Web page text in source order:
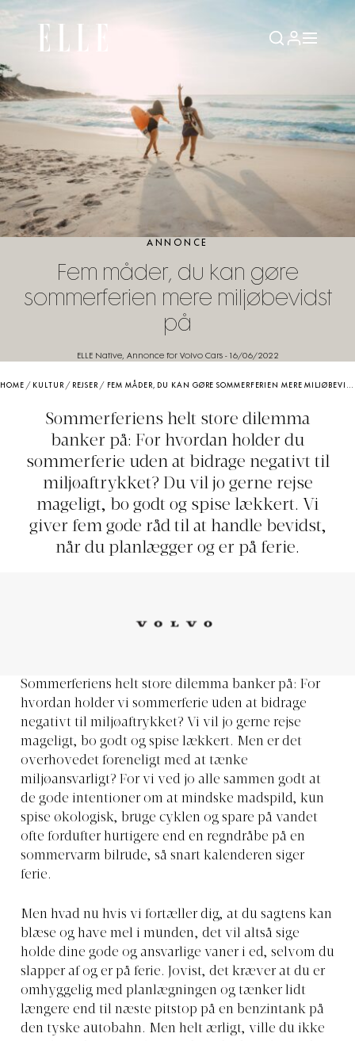
ANNONCE
Fem måder, du kan gøre
sommerferien mere miljøbevidst
på
ELLE Native, Annonce for Volvo Cars- 16/06/2022
HOME / KULTUR/ REJSER/ FEM MÅDER, DU KAN GØRE SOMMERFERIEN MERE MILJØBEVIDST PÅ
Sommerferiens helt store dilemma
banker på: For hvordan holder du
sommerferie uden at bidrage negativt til
miljøaftrykket? Du vil jo gerne rejse
mageligt, bo godt og spise lækkert. Vi
giver fem gode råd til at handle bevidst,
når du planlægger og er på ferie.
Sommerferiens helt store dilemma banker på: For
hvordan holder vi sommerferie uden at bidrage
negativt til miljøaftrykket? Vi vil jo gerne rejse
mageligt, bo godt og spise lækkert. Men er det
overhovedet foreneligt med at tænke
miljøansvarligt? For vi ved jo alle sammen godt at
de gode intentioner om at mindske madspild, kun
spise økologisk, bruge cyklen og spare på vandet
ofte fordufter hurtigere end en regndråbe på en
sommervarm bilrude, så snart kalenderen siger
ferie.
Men hvad nu hvis vi fortæller dig, at du sagtens kan
blæse og have mel i munden, det vil altså sige
holde dine gode og ansvarlige vaner i ed, selvom du
slapper af og er på ferie. Jovist, det kræver at du er
omhyggelig med planlægningen og tænker lidt
længere end til næste pitstop på en benzintank på
den tyske autobahn. Men helt ærligt, ville du ikke